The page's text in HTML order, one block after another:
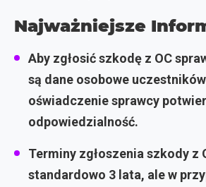
Najważniejsze
Aby zgłosić szkodę z OC
są dane osobowe
oświadczenie sprawcy
odpowiedzialność.
Terminy zgłoszenia szkody z
standardowo 3 lata, ale w